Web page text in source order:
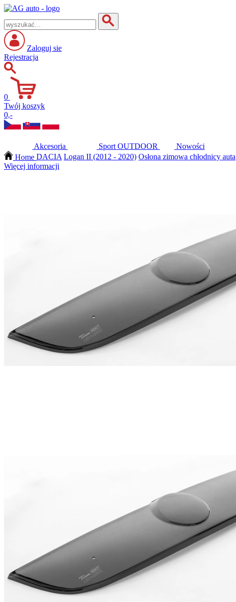
Zaloguj sie
Rejestracja
0
Twój koszyk
0,-
Akcesoria Sport OUTDOOR
Nowości
Home DACIA Logan II (2012 - 2020) Osłona zimowa chłodnicy auta
Więcej informacji